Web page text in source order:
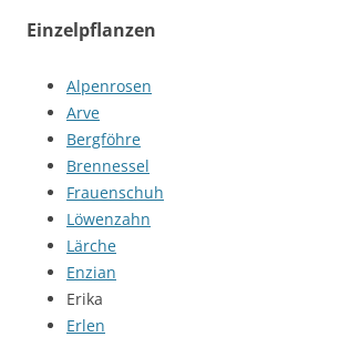
Einzelpflanzen
Alpenrosen
Arve
Bergföhre
Brennessel
Frauenschuh
Löwenzahn
Lärche
Enzian
Erika
Erlen